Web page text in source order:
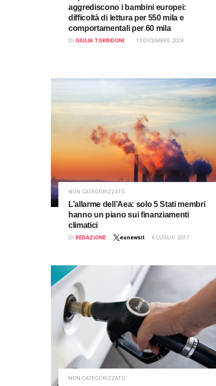
aggrediscono i bambini europei:
difficoltà di lettura per 550 mila e
comportamentali per 60 mila
DI GIULIA TORBIDONI 13 DICEMBRE 2024
NON CATEGORIZZATO
L’allarme dell’Aea: solo 5 Stati membri
hanno un piano sui finanziamenti
climatici
DI REDAZIONE eunewsit 6 LUGLIO 2017
NON CATEGORIZZATO